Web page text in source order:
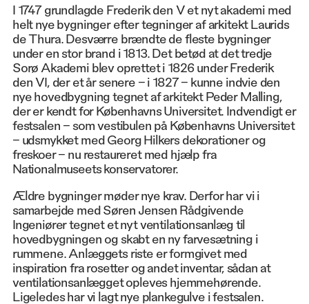
I 1747 grundlagde Frederik den V et nyt akademi med
helt nye bygninger efter tegninger af arkitekt Laurids
de Thura. Desværre brændte de fleste bygninger
under en stor brand i 1813. Det betød at det tredje
Sorø Akademi blev oprettet i 1826 under Frederik
den VI, der et år senere – i 1827 – kunne indvie den
nye hovedbygning tegnet af arkitekt Peder Malling,
der er kendt for Københavns Universitet. Indvendigt er
festsalen – som vestibulen på Københavns Universitet
– udsmykket med Georg Hilkers dekorationer og
freskoer – nu restaureret med hjælp fra
Nationalmuseets konservatorer.
Ældre bygninger møder nye krav. Derfor har vi i
samarbejde med Søren Jensen Rådgivende
Ingeniører tegnet et nyt ventilationsanlæg til
hovedbygningen og skabt en ny farvesætning i
rummene. Anlæggets riste er formgivet med
inspiration fra rosetter og andet inventar, sådan at
ventilationsanlægget opleves hjemmehørende.
Ligeledes har vi lagt nye plankegulve i festsalen.